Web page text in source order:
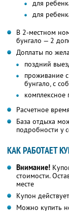
для
для
В 2-местном
бунгало — 2
Доплаты по
поздний
проживание
бунгало, с
комплексное
Расчетное
База отдыха
подробности у
КАК РАБОТАЕТ
Внимание!
стоимости.
месте
Купон
Можно купить